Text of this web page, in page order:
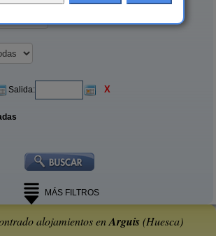
Salida: X
MÁS FILTROS
alojamientos enArguis(Huesca)